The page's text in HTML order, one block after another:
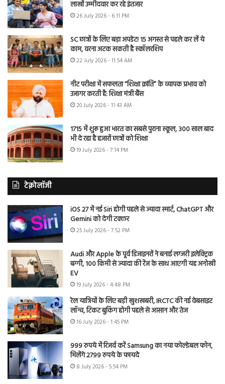
लाखों उम्मीदवार कर रहे इंतजार
26 July 2026 - 6:11 PM
SC छात्रों के लिए बड़ा अपडेट! 15 अगस्त से पहले कर लें ये
काम, वरना अटक सकती है स्कॉलरशिप
22 July 2026 - 11:54 AM
नीट परीक्षा में सफलता “शिक्षा क्रांति” के व्यापक प्रभाव को
उजागर करती है: शिक्षा मंत्री बैंस
20 July 2026 - 11:43 AM
1715 में शुरू हुआ भारत का सबसे पुराना स्कूल, 300 साल बाद
भी दे रहा है हजारों छात्रों को शिक्षा
19 July 2026 - 7:14 PM
टेक्नोलॉजी
iOS 27 में नई Siri होगी पहले से ज्यादा स्मार्ट, ChatGPT और
Gemini को देगी टक्कर
25 July 2026 - 7:52 PM
Audi और Apple के पूर्व डिजाइनरों ने बनाई लग्जरी इलेक्ट्रिक
बग्गी, 100 किमी से ज्यादा की रेंज के साथ आएगी यह अनोखी
EV
19 July 2026 - 4:48 PM
रेल यात्रियों के लिए बड़ी खुशखबरी, IRCTC की नई वेबसाइट
लॉन्च, टिकट बुकिंग होगी पहले से आसान और तेज
16 July 2026 - 1:45 PM
999 रुपये में रिजर्व करें Samsung का नया फोल्डेबल फोन,
मिलेंगे 2799 रुपये के फायदे
8 July 2026 - 5:54 PM